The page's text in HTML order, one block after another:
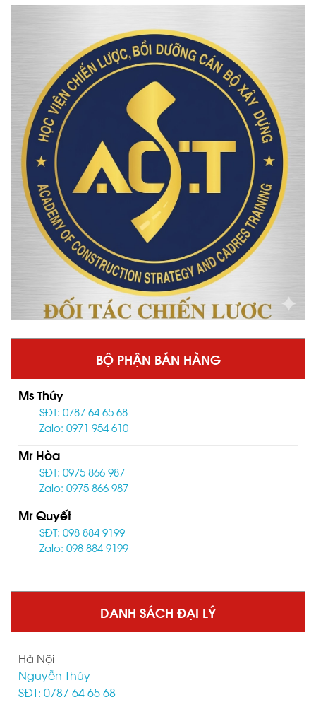
BỘ PHẬN BÁN HÀNG
Ms Thúy
SĐT: 0787 64 65 68
Zalo: 0971 954 610
Mr Hòa
SĐT: 0975 866 987
Zalo: 0975 866 987
Mr Quyết
SĐT: 098 884 9199
Zalo: 098 884 9199
DANH SÁCH ĐẠI LÝ
Hà Nội
Nguyễn Thúy
SĐT: 0787 64 65 68